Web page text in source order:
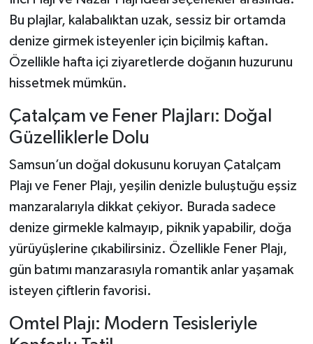
Bu plajlar, kalabalıktan uzak, sessiz bir ortamda
denize girmek isteyenler için biçilmiş kaftan.
Özellikle hafta içi ziyaretlerde doğanın huzurunu
hissetmek mümkün.
Çatalçam ve Fener Plajları: Doğal
Güzelliklerle Dolu
Samsun’un doğal dokusunu koruyan Çatalçam
Plajı ve Fener Plajı, yeşilin denizle buluştuğu eşsiz
manzaralarıyla dikkat çekiyor. Burada sadece
denize girmekle kalmayıp, piknik yapabilir, doğa
yürüyüşlerine çıkabilirsiniz. Özellikle Fener Plajı,
gün batımı manzarasıyla romantik anlar yaşamak
isteyen çiftlerin favorisi.
Omtel Plajı: Modern Tesisleriyle